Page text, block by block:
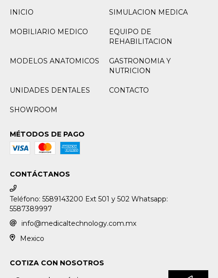
INICIO
SIMULACION MEDICA
MOBILIARIO MEDICO
EQUIPO DE
REHABILITACION
MODELOS ANATOMICOS
GASTRONOMIA Y
NUTRICION
UNIDADES DENTALES CONTACTO
SHOWROOM
MÉTODOS DE PAGO
CONTÁCTANOS
Teléfono: 5589143200 Ext 501 y 502 Whatsapp:
5587389997
info@medicaltechnology.com.mx
Mexico
COTIZA CON NOSOTROS